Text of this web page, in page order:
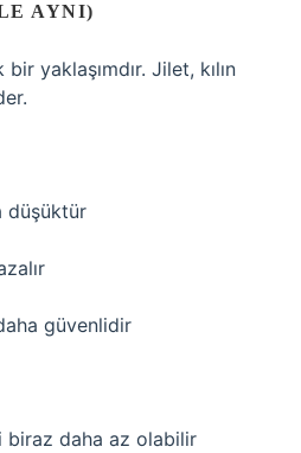
AYNI)
yaklaşımdır. Jilet, kılın
düşüktür
güvenlidir
biraz daha az olabilir